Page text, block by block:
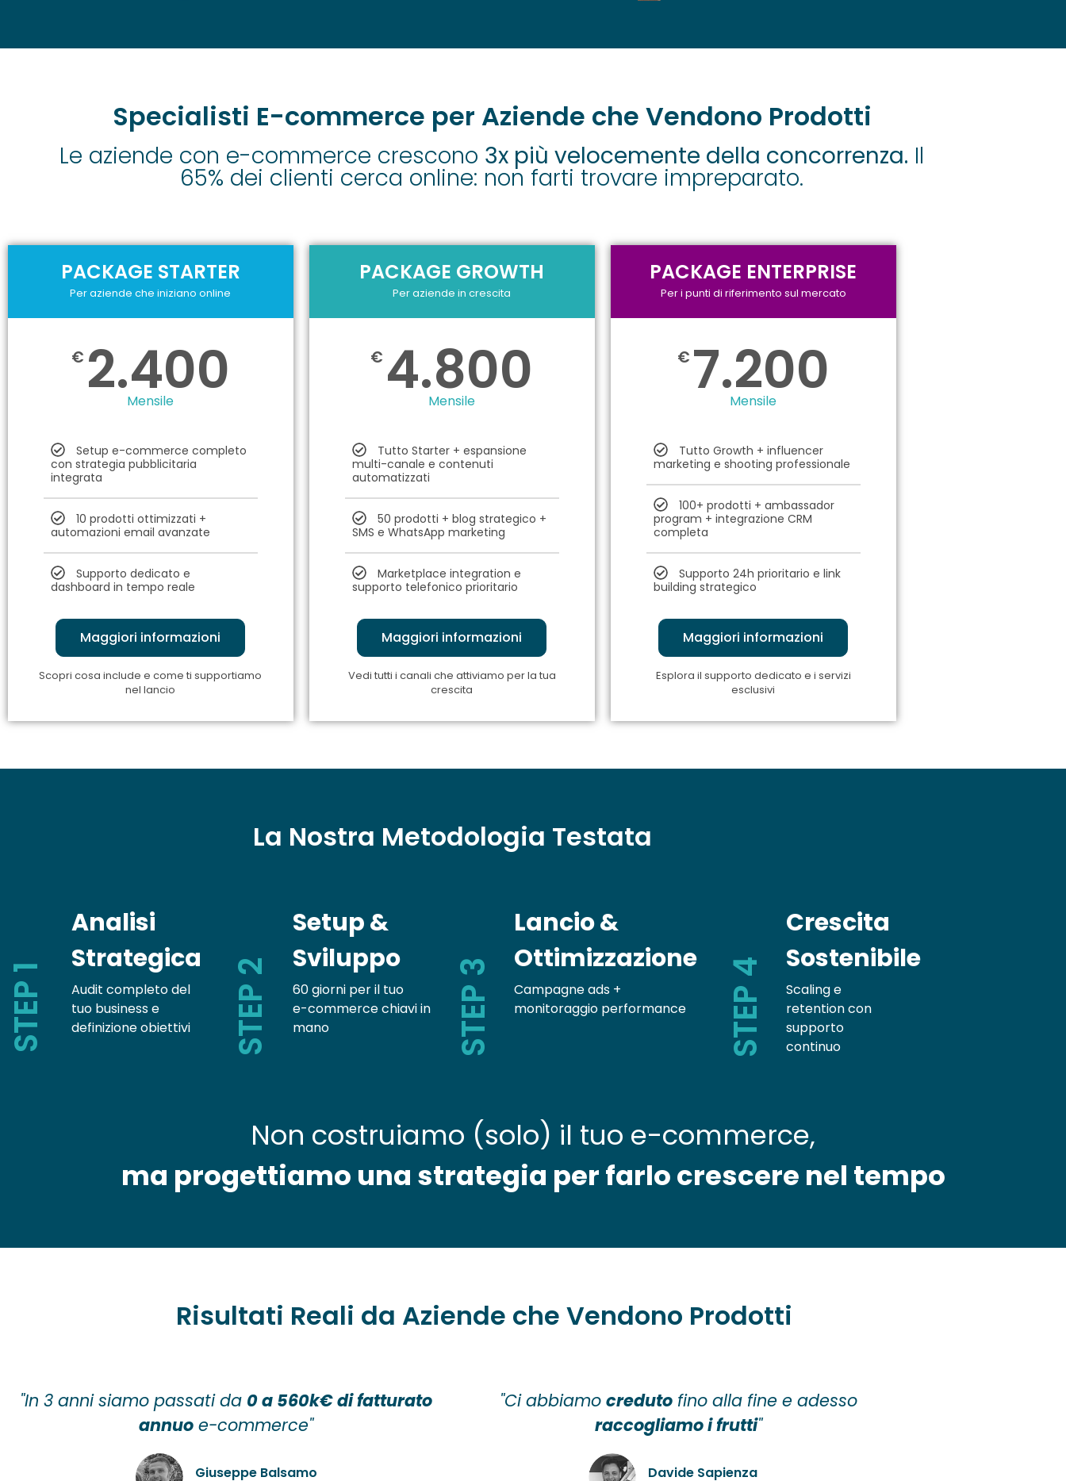
Specialisti E-commerce per Aziende che Vendono Prodotti
Le aziende con e-commerce crescono 3x più velocemente della concorrenza. Il
65% dei clienti cerca online: non farti trovare impreparato.
PACKAGE STARTER
Per aziende che iniziano online
€ 2.400
Mensile
Setup e-commerce completo
con strategia pubblicitaria
integrata
10 prodotti ottimizzati +
automazioni email avanzate
Supporto dedicato e
dashboard in tempo reale
Maggiori informazioni
Scopri cosa include e come ti supportiamo
nel lancio
PACKAGE GROWTH
Per aziende in crescita
€ 4.800
Mensile
Tutto Starter + espansione
multi-canale e contenuti
automatizzati
50 prodotti + blog strategico +
SMS e WhatsApp marketing
Marketplace integration e
supporto telefonico prioritario
Maggiori informazioni
Vedi tutti i canali che attiviamo per la tua
crescita
PACKAGE ENTERPRISE
Per i punti di riferimento sul mercato
€ 7.200
Mensile
Tutto Growth + influencer
marketing e shooting professionale
100+ prodotti + ambassador
program + integrazione CRM
completa
Supporto 24h prioritario e link
building strategico
Maggiori informazioni
Esplora il supporto dedicato e i servizi
esclusivi
La Nostra Metodologia Testata
STEP 1
Analisi
Strategica
Audit completo del
tuo business e
definizione obiettivi
STEP 2
Setup &
Sviluppo
60 giorni per il tuo
e-commerce chiavi in
mano
STEP 3
Lancio &
Ottimizzazione
Campagne ads +
monitoraggio performance
STEP 4
Crescita
Sostenibile
Scaling e
retention con
supporto
continuo
Non costruiamo (solo) il tuo e-commerce,
ma progettiamo una strategia per farlo crescere nel tempo
Risultati Reali da Aziende che Vendono Prodotti
"In 3 anni siamo passati da 0 a 560k€ di fatturato
annuo e-commerce"
Giuseppe Balsamo
"Ci abbiamo credutofino alla fine e adesso
raccogliamo i frutti"
Davide Sapienza